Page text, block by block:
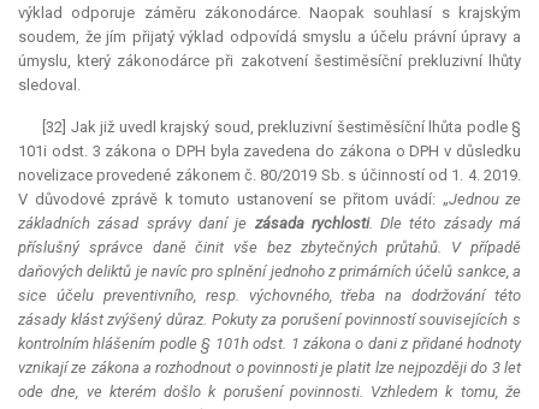
výklad odporuje záměru zákonodárce. Naopak souhlasí s krajským
soudem, že jím přijatý výklad odpovídá smyslu a účelu právní úpravy a
úmyslu, který zákonodárce při zakotvení šestiměsíční prekluzivní lhůty
sledoval.
[32] Jak již uvedl krajský soud, prekluzivní šestiměsíční lhůta podle §
101i odst. 3 zákona o DPH byla zavedena do zákona o DPH v důsledku
novelizace provedené zákonem č. 80/2019 Sb. s účinností od 1. 4. 2019.
V důvodové zprávě k tomuto ustanovení se přitom uvádí: „Jednou ze
základních zásad správy daní je zásada rychlosti. Dle této zásady má
příslušný správce daně činit vše bez zbytečných průtahů. V případě
daňových deliktů je navíc pro splnění jednoho z primárních účelů sankce, a
sice účelu preventivního, resp. výchovného, třeba na dodržování této
zásady klást zvýšený důraz. Pokuty za porušení povinností souvisejících s
kontrolním hlášením podle § 101h odst. 1 zákona o dani z přidané hodnoty
vznikají ze zákona a rozhodnout o povinnosti je platit lze nejpozději do 3 let
ode dne, ve kterém došlo k porušení povinnosti. Vzhledem k tomu, že